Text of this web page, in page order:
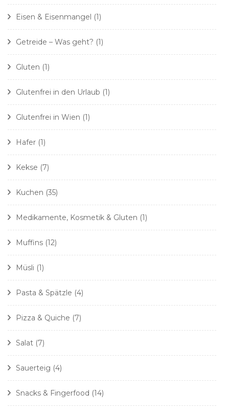
Eisen & Eisenmangel (1)
Getreide – Was geht? (1)
Gluten (1)
Glutenfrei in den Urlaub (1)
Glutenfrei in Wien (1)
Hafer (1)
Kekse (7)
Kuchen (35)
Medikamente, Kosmetik & Gluten (1)
Muffins (12)
Müsli (1)
Pasta & Spätzle (4)
Pizza & Quiche (7)
Salat (7)
Sauerteig (4)
Snacks & Fingerfood (14)